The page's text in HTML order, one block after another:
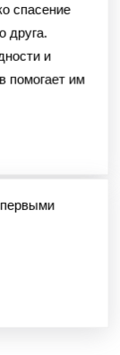
друга.
и
помогает им